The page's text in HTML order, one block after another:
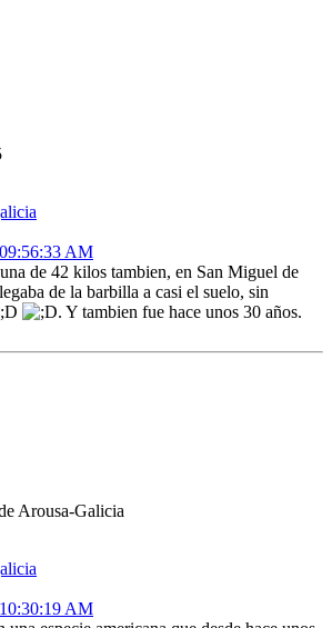
AM
de 42 kilos tambien, en San Miguel de
de la barbilla a casi el suelo, sin
. Y tambien fue hace unos 30 años.
Arousa-Galicia
AM